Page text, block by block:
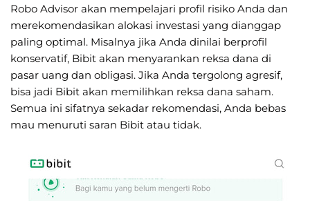
Robo Advisor akan mempelajari profil risiko Anda dan
merekomendasikan alokasi investasi yang dianggap
paling optimal. Misalnya jika Anda dinilai berprofil
konservatif, Bibit akan menyarankan reksa dana di
pasar uang dan obligasi. Jika Anda tergolong agresif,
bisa jadi Bibit akan memilihkan reksa dana saham.
Semua ini sifatnya sekadar rekomendasi, Anda bebas
mau menuruti saran Bibit atau tidak.